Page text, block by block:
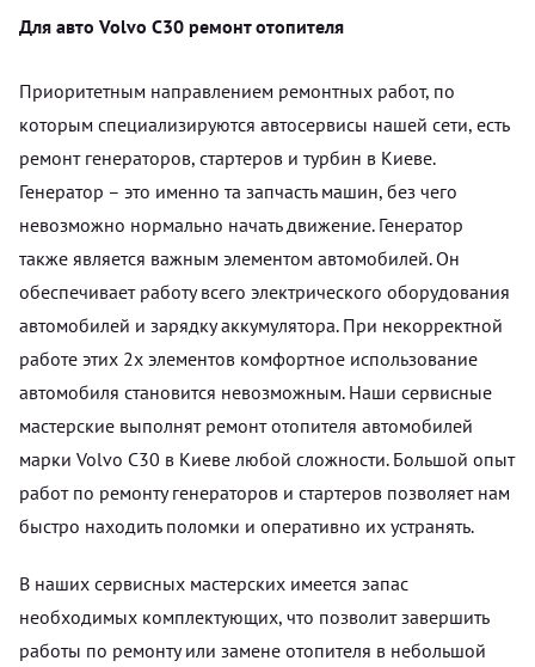
Для авто Volvo C30 ремонт отопителя
Приоритетным направлением ремонтных работ, по
которым специализируются автосервисы нашей сети, есть
ремонт генераторов, стартеров и турбин в Киеве.
Генератор – это именно та запчасть машин, без чего
невозможно нормально начать движение. Генератор
также является важным элементом автомобилей. Он
обеспечивает работу всего электрического оборудования
автомобилей и зарядку аккумулятора. При некорректной
работе этих 2х элементов комфортное использование
автомобиля становится невозможным. Наши сервисные
мастерские выполнят ремонт отопителя автомобилей
марки Volvo C30 в Киеве любой сложности. Большой опыт
работ по ремонту генераторов и стартеров позволяет нам
быстро находить поломки и оперативно их устранять.
В наших сервисных мастерских имеется запас
необходимых комплектующих, что позволит завершить
работы по ремонту или замене отопителя в небольшой